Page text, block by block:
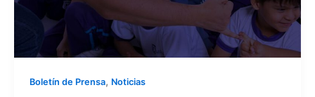
Boletín de Prensa, Noticias